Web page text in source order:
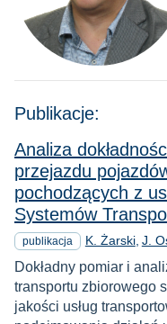
Publikacje:
Analiza
przejazdu
pochodzących z
Systemów
publikacja K. Żarski J.
Dokładny pomiar i
transportu zbiorowego
jakości usług